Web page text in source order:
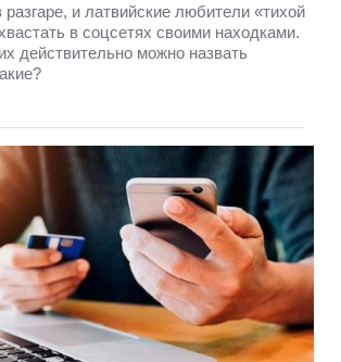
разгаре, и латвийские любители «тихой
в соцсетях своими находками.
действительно можно назвать